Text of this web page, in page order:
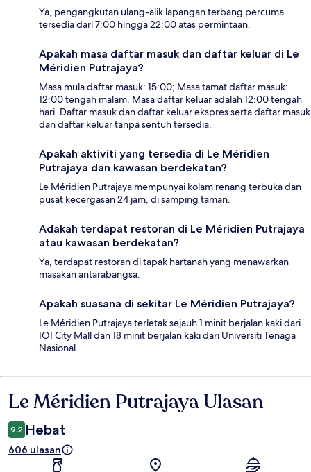
Ya, pengangkutan ulang-alik lapangan terbang percuma
tersedia dari 7:00 hingga 22:00 atas permintaan.
Apakah masa daftar masuk dan daftar keluar di Le
Méridien Putrajaya?
Masa mula daftar masuk: 15:00; Masa tamat daftar masuk:
12:00 tengah malam. Masa daftar keluar adalah 12:00 tengah
hari. Daftar masuk dan daftar keluar ekspres serta daftar masuk
dan daftar keluar tanpa sentuh tersedia.
Apakah aktiviti yang tersedia di Le Méridien
Putrajaya dan kawasan berdekatan?
Le Méridien Putrajaya mempunyai kolam renang terbuka dan
pusat kecergasan 24 jam, di samping taman.
Adakah terdapat restoran di Le Méridien Putrajaya
atau kawasan berdekatan?
Ya, terdapat restoran di tapak hartanah yang menawarkan
masakan antarabangsa.
Apakah suasana di sekitar Le Méridien Putrajaya?
Le Méridien Putrajaya terletak sejauh 1 minit berjalan kaki dari
IOI City Mall dan 18 minit berjalan kaki dari Universiti Tenaga
Nasional.
Ulasan
Le Méridien Putrajaya Ulasan
9.2 Hebat
606 ulasan